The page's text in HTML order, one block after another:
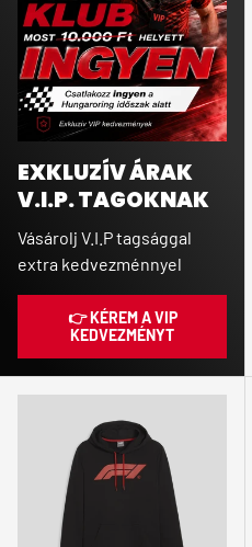
EXKLUZÍV ÁRAK
V.I.P. TAGOKNAK
Vásárolj V.I.P tagsággal
extra kedvezménnyel
👉 KÉREM A VIP
KEDVEZMÉNYT